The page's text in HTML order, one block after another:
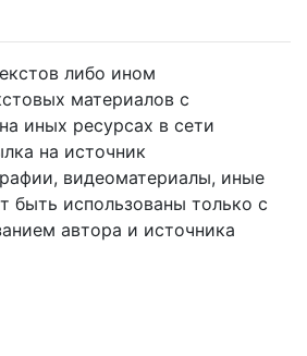
либо ином
материалов с
иных ресурсах в сети
на источник
видеоматериалы, иные
быть использованы только с
автора и источника